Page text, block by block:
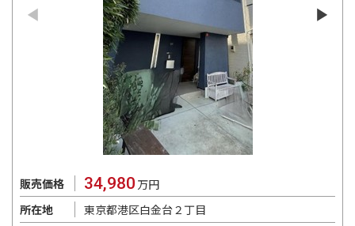
販売価格 34,980 万円
所在地
東京都港区白金台２丁目